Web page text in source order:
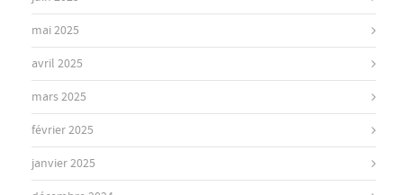
mai 2025
avril 2025
mars 2025
février 2025
janvier 2025